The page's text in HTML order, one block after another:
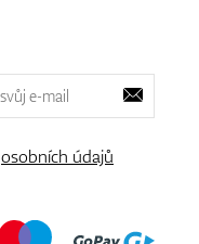
osobních údajů